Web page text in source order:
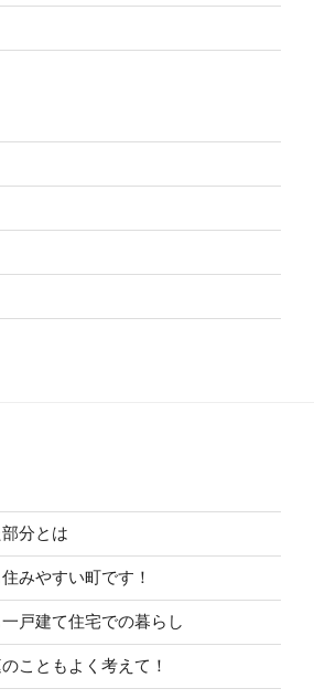
分とは
みやすい町です！
戸建て住宅での暮らし
こともよく考えて！